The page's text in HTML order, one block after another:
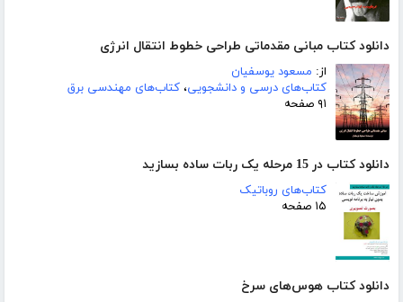
دانلود کتاب مبانی مقدماتی طراحی خطوط انتقال انرژی
از: مسعود یوسفیان
کتاب‌های درسی و دانشجویی، کتاب‌های مهندسی برق
۹۱ صفحه
دانلود کتاب در 15 مرحله یک ربات ساده بسازید
کتاب‌های روباتیک
۱۵ صفحه
دانلود کتاب هوس‌های سرخ